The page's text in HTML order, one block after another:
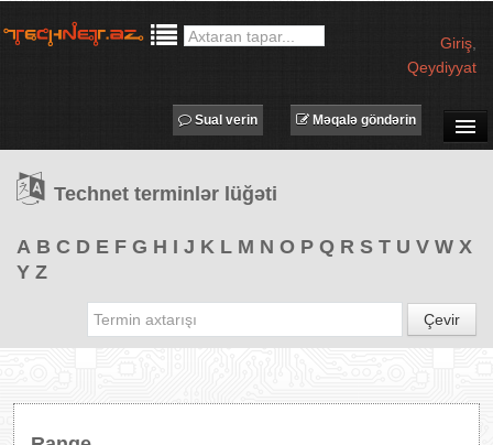
Giriş
Qeydiyyat
TƏDBİRLƏR
PROQRAMLAR
Məqalə göndərin
Sual verin
Technet terminlər lüğəti
A B C D E F G H I J K L M N O P Q R S T U V W X
Y Z
Çevir